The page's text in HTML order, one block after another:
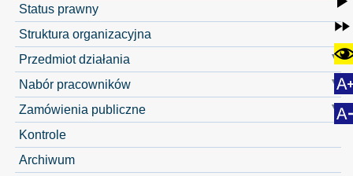
Status prawny
Struktura organizacyjna
Przedmiot działania
Nabór pracowników
Zamówienia publiczne
Kontrole
Archiwum